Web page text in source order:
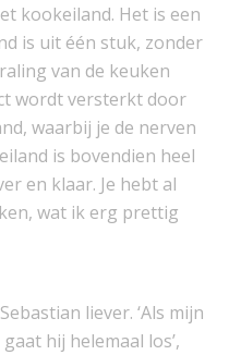
kookeiland. Het is een
is uit één stuk, zonder
van de keuken
wordt versterkt door
waarbij je de nerven
is bovendien heel
en klaar. Je hebt al
wat ik erg prettig
liever. ‘Als mijn
hij helemaal los’,